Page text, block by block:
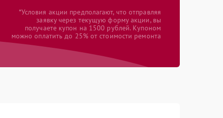
*Условия акции предполагают, что отправляя
заявку через текущую форму акции, вы
получаете купон на 1500 рублей. Купоном
можно оплатить до 25% от стоимости ремонта